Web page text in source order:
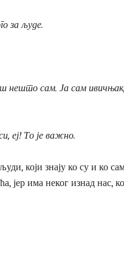
за људе.
нешто сам. Ја сам ивичњак,
еј! То је важно.
који знају ко су и ко
јер има неког изнад нас,